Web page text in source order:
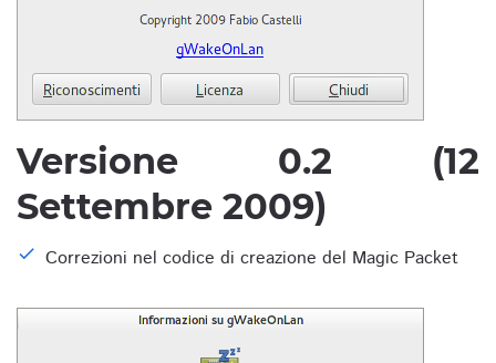
Versione 0.2 (12
Settembre 2009)
Correzioni nel codice di creazione del Magic Packet